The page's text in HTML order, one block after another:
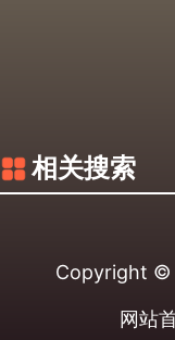
相关搜索
Copyright ©
网站